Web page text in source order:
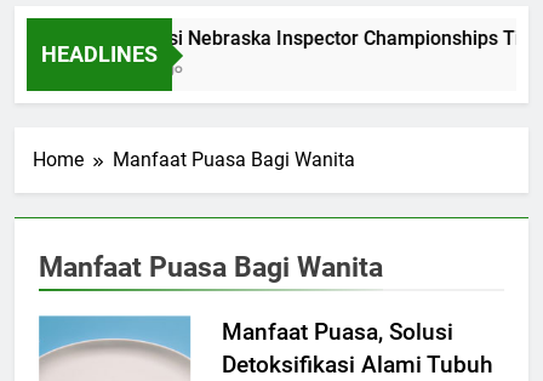
HEADLINES
Dominasi Nebraska Inspector Championships
2 Bulan Ago
Home Manfaat Puasa Bagi Wanita
Manfaat Puasa Bagi Wanita
Manfaat Puasa, Solusi
Detoksifikasi Alami Tubuh